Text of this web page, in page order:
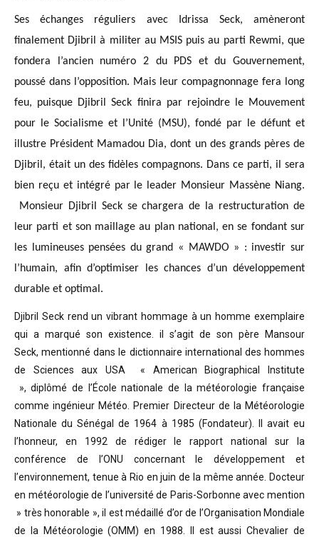
Ses échanges réguliers avec Idrissa Seck, amèneront
finalement Djibril à militer au MSIS puis au parti Rewmi, que
fondera l’ancien numéro 2 du PDS et du Gouvernement,
poussé dans l’opposition. Mais leur compagnonnage fera long
feu, puisque Djibril Seck finira par rejoindre le Mouvement
pour le Socialisme et l’Unité (MSU), fondé par le défunt et
illustre Président Mamadou Dia, dont un des grands pères de
Djibril, était un des fidèles compagnons. Dans ce parti, il sera
bien reçu et intégré par le leader Monsieur Massène Niang.
Monsieur Djibril Seck se chargera de la restructuration de
leur parti et son maillage au plan national, en se fondant sur
les lumineuses pensées du grand « MAWDO » : investir sur
l’humain, afin d’optimiser les chances d’un développement
durable et optimal.
Djibril Seck rend un vibrant hommage à un homme exemplaire
qui a marqué son existence. il s’agit de son père Mansour
Seck,mentionné dans le dictionnaire international des hommes
de Sciences aux USA « American Biographical Institute
», diplômé de l’École nationale de la météorologie française
comme ingénieur Météo. Premier Directeur de la Météorologie
Nationale du Sénégal de 1964 à 1985 (Fondateur). Il avait eu
l’honneur, en 1992 de rédiger le rapport national sur la
conférence de l’ONU concernant le développement et
l’environnement, tenue à Rio en juin de la même année.
Docteur
en météorologie de l’université de Paris-Sorbonne avec mention
» très honorable », il est médaillé d’or de l’Organisation Mondiale
de la Météorologie (OMM) en 1988. Il est aussi Chevalier de